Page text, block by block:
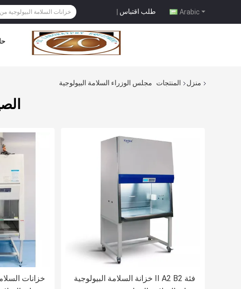
Arabic طلب اقتباس |
منزل المنتجات مجلس الوزراء السلامة البيولوجية
فئة II A2 B2 خزانة السلامة البيولوجية